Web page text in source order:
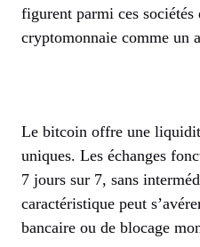
figurent parmi ces
cryptomonnaie comme un
Le bitcoin offre une
uniques. Les échanges
7 jours sur 7, sans
caractéristique peut
bancaire ou de blocage